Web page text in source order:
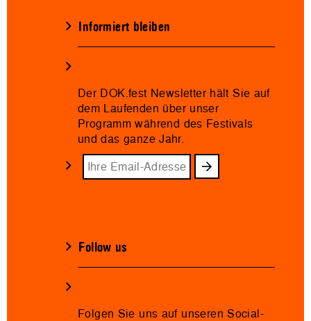
Informiert bleiben
Der DOK.fest Newsletter hält Sie auf
dem Laufenden über unser
Programm während des Festivals
und das ganze Jahr.
Follow us
Folgen Sie uns auf unseren Social-